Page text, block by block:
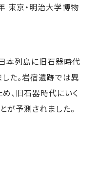
東京・明治大学博物
本列島に旧石器時代
た。岩宿遺跡では異
、旧石器時代にいく
が予測されました。